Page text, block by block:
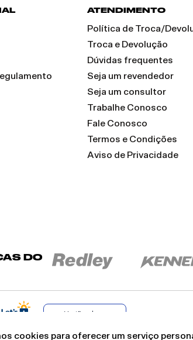
cookies para oferecer um serviço
ATENDIMENTO
Política de Troca/
Troca e Devolução
Dúvidas frequentes
Seja um revendedor
Seja um consultor
Trabalhe Conosco
Fale Conosco
Termos e Condições
Aviso de Privacidade
DO
Verificada por